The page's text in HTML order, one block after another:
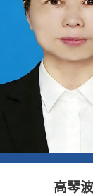
高琴波